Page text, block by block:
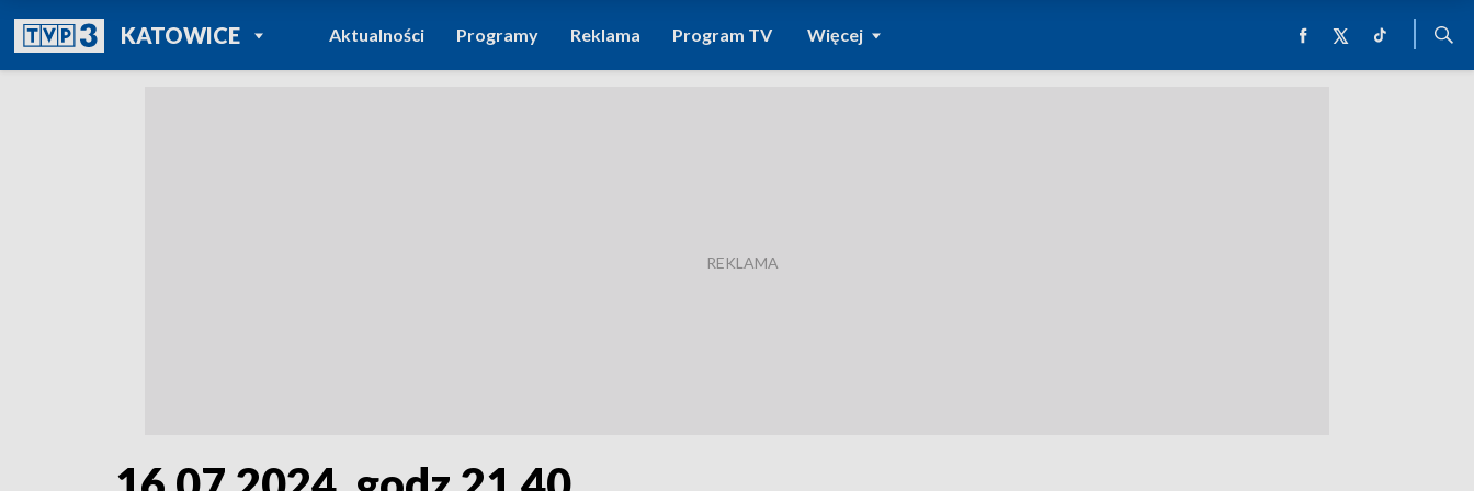
KATOWICEPOWRÓT DO
TVP REGIONY
Aktualności Programy Reklama Program TV Więcej